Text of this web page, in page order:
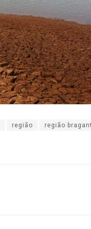
região região